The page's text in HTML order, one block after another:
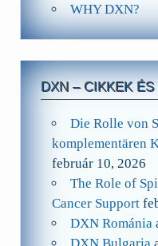
WHY DXN?
DXN – CIKKEK
Die Rolle von
komplementären
február 10, 2026
The Role of
Cancer Support
DXN Románia